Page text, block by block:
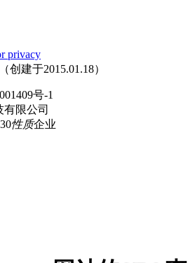
privacy
（创建于2015.01.18）
号-1
限公司
性质企业